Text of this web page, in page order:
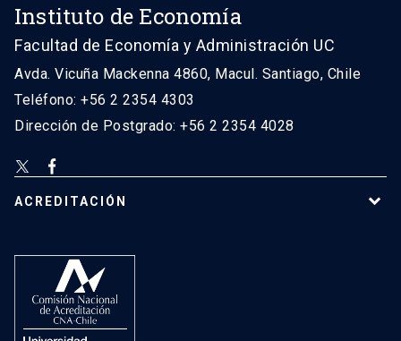
Instituto de Economía
Facultad de Economía y Administración UC
Avda. Vicuña Mackenna 4860, Macul. Santiago, Chile
Teléfono: +56 2 2354 4303
Dirección de Postgrado: +56 2 2354 4028
ACREDITACIÓN